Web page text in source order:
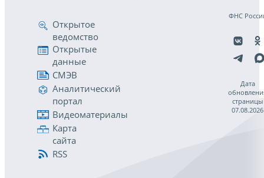
Открытое
ведомство
Открытые
данные
СМЭВ
Аналитический
портал
Видеоматериалы
Карта
сайта
RSS
ФНС
Дата
страницы
07.08.2026